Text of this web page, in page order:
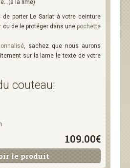
la lime)
de porter Le Sarlat à votre ceinture
ou de le protéger dans une pochette
, sachez que nous aurons
sur la lame le texte de votre
couteau:
109.00€
le produit